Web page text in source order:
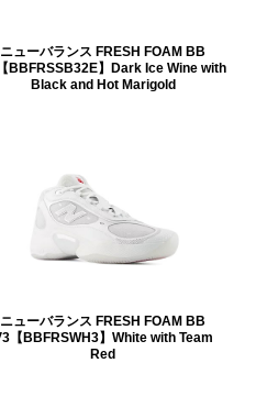
ニューバランス FRESH FOAM BB
BBFRSSB32E】Dark Ice Wine with
Black and Hot Marigold
ニューバランス FRESH FOAM BB
【BBFRSWH3】White with Team
Red